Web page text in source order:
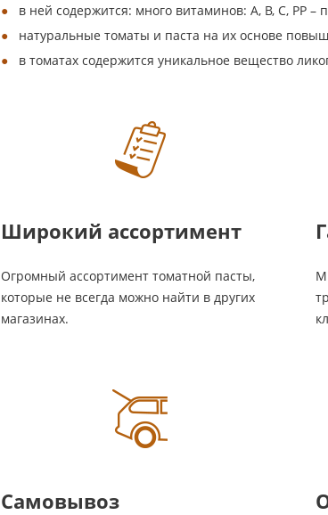
в ней содержится: много витаминов: А, B, C, PP
натуральные томаты и паста на их основе
в томатах содержится уникальное вещество
Широкий ассортимент
Огромный ассортимент томатной пасты,
которые не всегда можно найти в других
магазинах.
Самовывоз